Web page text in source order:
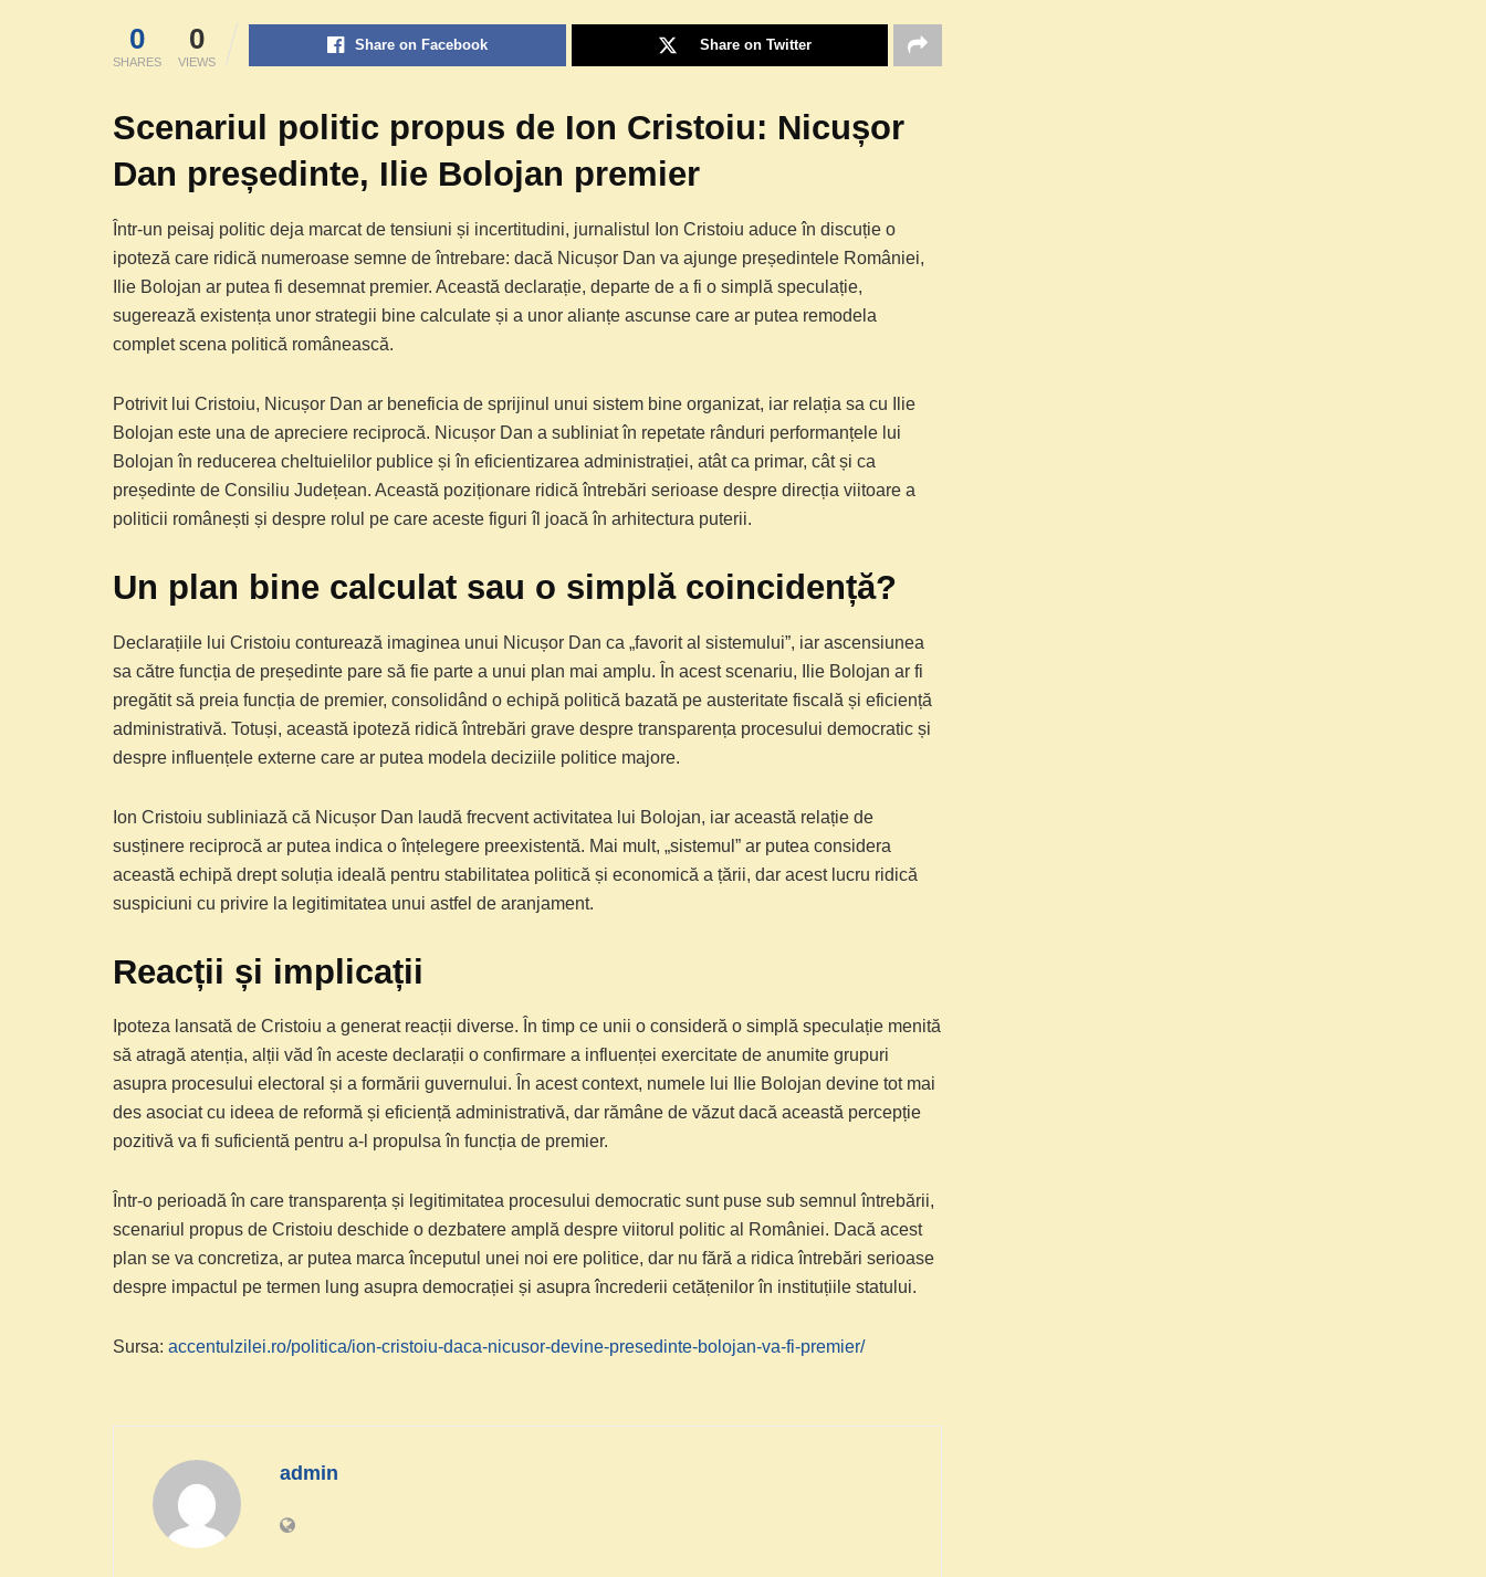
0
SHARES
0
VIEWS
Share on Facebook Share on Twitter
Scenariul politic propus de Ion Cristoiu: Nicușor
Dan președinte, Ilie Bolojan premier
Într-un peisaj politic deja marcat de tensiuni și incertitudini, jurnalistul Ion Cristoiu aduce în discuție o
ipoteză care ridică numeroase semne de întrebare: dacă Nicușor Dan va ajunge președintele României,
Ilie Bolojan ar putea fi desemnat premier. Această declarație, departe de a fi o simplă speculație,
sugerează existența unor strategii bine calculate și a unor alianțe ascunse care ar putea remodela
complet scena politică românească.
Potrivit lui Cristoiu, Nicușor Dan ar beneficia de sprijinul unui sistem bine organizat, iar relația sa cu Ilie
Bolojan este una de apreciere reciprocă. Nicușor Dan a subliniat în repetate rânduri performanțele lui
Bolojan în reducerea cheltuielilor publice și în eficientizarea administrației, atât ca primar, cât și ca
președinte de Consiliu Județean. Această poziționare ridică întrebări serioase despre direcția viitoare a
politicii românești și despre rolul pe care aceste figuri îl joacă în arhitectura puterii.
Un plan bine calculat sau o simplă coincidență?
Declarațiile lui Cristoiu conturează imaginea unui Nicușor Dan ca „favorit al sistemului”, iar ascensiunea
sa către funcția de președinte pare să fie parte a unui plan mai amplu. În acest scenariu, Ilie Bolojan ar fi
pregătit să preia funcția de premier, consolidând o echipă politică bazată pe austeritate fiscală și eficiență
administrativă. Totuși, această ipoteză ridică întrebări grave despre transparența procesului democratic și
despre influențele externe care ar putea modela deciziile politice majore.
Ion Cristoiu subliniază că Nicușor Dan laudă frecvent activitatea lui Bolojan, iar această relație de
susținere reciprocă ar putea indica o înțelegere preexistentă. Mai mult, „sistemul” ar putea considera
această echipă drept soluția ideală pentru stabilitatea politică și economică a țării, dar acest lucru ridică
suspiciuni cu privire la legitimitatea unui astfel de aranjament.
Reacții și implicații
Ipoteza lansată de Cristoiu a generat reacții diverse. În timp ce unii o consideră o simplă speculație menită
să atragă atenția, alții văd în aceste declarații o confirmare a influenței exercitate de anumite grupuri
asupra procesului electoral și a formării guvernului. În acest context, numele lui Ilie Bolojan devine tot mai
des asociat cu ideea de reformă și eficiență administrativă, dar rămâne de văzut dacă această percepție
pozitivă va fi suficientă pentru a-l propulsa în funcția de premier.
Într-o perioadă în care transparența și legitimitatea procesului democratic sunt puse sub semnul întrebării,
scenariul propus de Cristoiu deschide o dezbatere amplă despre viitorul politic al României. Dacă acest
plan se va concretiza, ar putea marca începutul unei noi ere politice, dar nu fără a ridica întrebări serioase
despre impactul pe termen lung asupra democrației și asupra încrederii cetățenilor în instituțiile statului.
Sursa: accentulzilei.ro/politica/ion-cristoiu-daca-nicusor-devine-presedinte-bolojan-va-fi-premier/
admin